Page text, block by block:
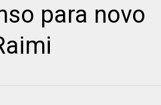
para novo